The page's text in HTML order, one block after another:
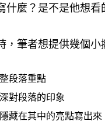
什麼？是不是他想看
，筆者想提供幾個小
段落重點
對段落的印象
藏在其中的亮點寫出來